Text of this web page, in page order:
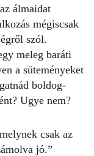
álmaidat
mégiscsak
szól.
meleg baráti
a süteményeket
boldog-
Ugye nem?
csak az
jó.”